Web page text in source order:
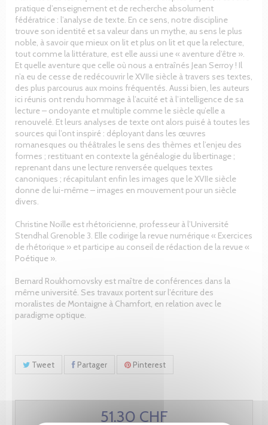
pratique d’enseignement et de recherche absolument
fédératrice : l’analyse de texte. En ce sens, notre discipline
trouve son identité et sa valeur dans un mythe, au sens le plus
noble, à savoir que mieux on lit et plus on lit et que la relecture,
tout comme la littérature, est elle aussi une « aventure d’être ».
Et quelle aventure que celle où nous a entraînés Jean Serroy ! Il
n’a eu de cesse de redécouvrir le XVIIe siècle à travers ses textes,
des plus parcourus aux moins fréquentés. Aussi bien, les auteurs
ici réunis ont rendu hommage à l’acuité et à l’intelligence de sa
lecture – ondoyante et multiple comme le siècle qu’elle a
renouvelé. Et leurs analyses de texte ont alors puisé à toutes les
sources qui l’ont inspiré : déployant dans les œuvres
romanesques ou théâtrales le sens des thèmes et l’enjeu des
formes ; restituant en contexte la généalogie du libertinage ;
reprenant dans une lecture renversée quelques textes
canoniques ; récapitulant enfin les images que le XVIIe siècle
donne de lui-même – images en mouvement pour un siècle
divers.
Christine Noille est rhétoricienne, professeur à l’Université
Stendhal Grenoble 3. Elle codirige la revue numérique « Exercices
de rhétorique » et participe au conseil de rédaction de la revue «
Poétique ».
Bernard Roukhomovsky est maître de conférences dans la
même université. Ses travaux portent sur l’écriture des
moralistes de Montaigne à Chamfort, en relation avec le
paradigme optique.
Tweet Partager Pinterest
51.30 CHF